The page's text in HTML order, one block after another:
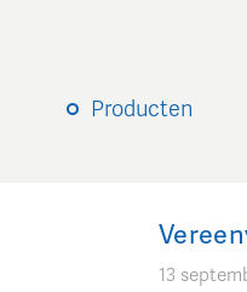
Producten
13